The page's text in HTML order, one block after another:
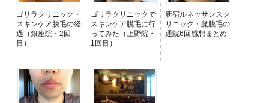
ゴリラクリニック・
スキンケア脱毛の経
過（銀座院・2回
目）
ゴリラクリニックで
スキンケア脱毛に行
ってみた（上野院・
1回目）
新宿ルネッサンスク
リニック・髭脱毛の
通院6回感想まとめ